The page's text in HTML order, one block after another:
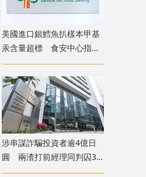
美國進口銀鱈魚扒樣本甲基
汞含量超標 食安中心指令
下架
涉串謀詐騙投資者逾4億日
圓 兩渣打前經理同判囚3
年